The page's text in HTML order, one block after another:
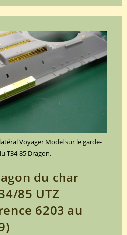
du
char
soviétique
T34/85
UTZ
mod.44
référence
6203
au
1/35
10)Voyager Model sur le garde-
T34-85 Dragon.
du char
85 UTZ
6203 au